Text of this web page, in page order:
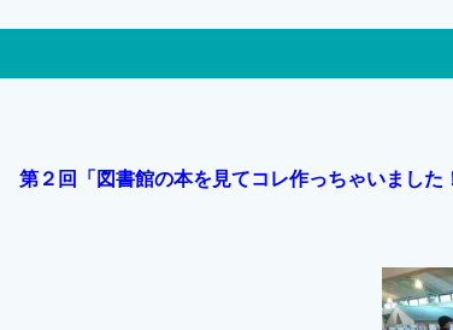
第２回「図書館の本を見てコレ作っちゃいました